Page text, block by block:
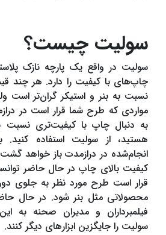
سولیت چیست؟
سولیت در واقع یک پارچه نازک
چاپ‌های با کیفیت را دارد. هر
نسبت به بنر و استیکر گران‌تر است
مواردی که طرح شما قرار است در
به دنبال چاپ با کیفیت‌تری نسبت
هستید، از سولیت استفاده کنید.
انجام‌شده در درازمدت باز خواهد
کیفیت بالای چاپ در حال حاضر
قرار است طرح مورد نظر به جلوی
محصولاتی مثل بنر شود. در حال
فیلمبرداران و مدیران صحنه به
سولیت را جایگزین ابزارهای دیگر کنند.